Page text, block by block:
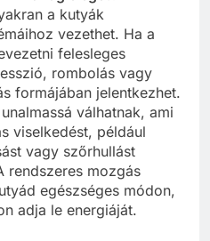
a kutyák
vezethet. Ha a
felesleges
rombolás vagy
formájában jelentkezhet.
válhatnak, ami
viselkedést, például
vagy szőrhullást
rendszeres mozgás
egészséges módon,
adja le energiáját.